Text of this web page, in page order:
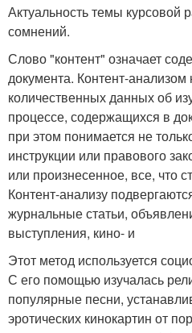
Актуальность темы курсовой
сомнений.
Слово "контент" означает
документа. Контент-
количественных данных об
процессе, содержащихся в
при этом понимается не
инструкции или правового
или произнесенное, все, что
Контент-анализу
журнальные статьи,
выступления, кино- и
Этот метод используется
С его помощью изучалась
популярные песни,
эротических кинокартин от